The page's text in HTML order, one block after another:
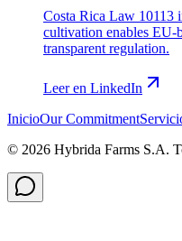
Costa Rica Law 10113
cultivation enables EU-
transparent regulation.
Leer en LinkedIn
InicioOur Commitment
© 2026 Hybrida Farms S.A.